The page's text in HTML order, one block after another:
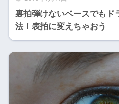
裏拍弾けないベースでもド
法！表拍に変えちゃおう